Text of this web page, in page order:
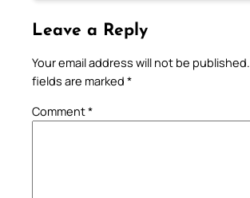
Leave a Reply
Your email address will not be published.
fields are marked *
Comment*